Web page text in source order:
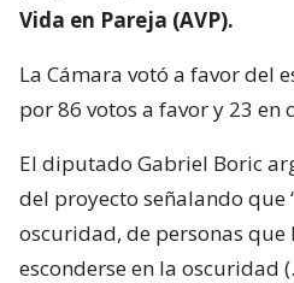
Vida en Pareja (AVP).
La Cámara votó a favor del
por 86 votos a favor y 23 en
El diputado Gabriel Boric
del proyecto señalando que
oscuridad, de personas
esconderse en la oscuridad